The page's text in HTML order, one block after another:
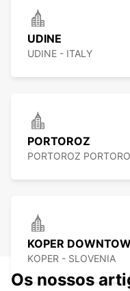
UDINE
UDINE - ITALY
PORTOROZ
PORTOROZ
KOPER
KOPER - SLOVENIA
Os nossos